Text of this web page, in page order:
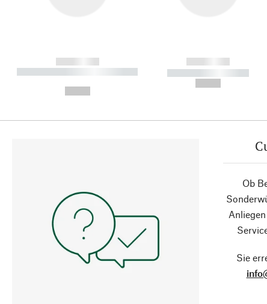
------------
----------- ----------- ----------
------------
----------- -----------
Ob
Sie